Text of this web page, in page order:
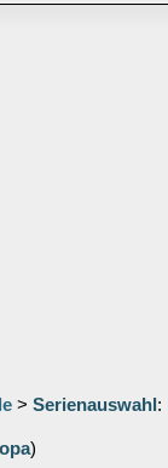
> Serienauswahl :
)